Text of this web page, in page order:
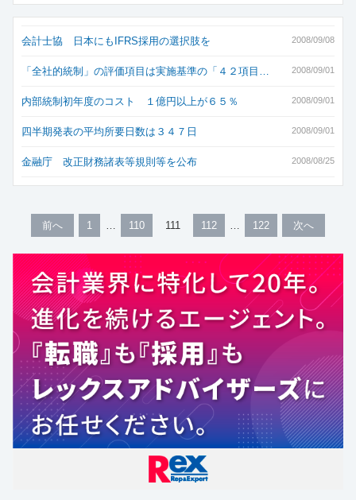
2008/09/08
会計士協 日本にもIFRS採用の選択肢を
2008/09/01
「全社的統制」の評価項目は実施基準の「４２項目…
2008/09/01
内部統制初年度のコスト １億円以上が６５％
2008/09/01
四半期発表の平均所要日数は３４７日
2008/08/25
金融庁 改正財務諸表等規則等を公布
前へ 1 110 111 112 122 次へ